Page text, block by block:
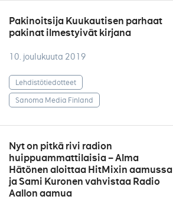
Pakinoitsija Kuukautisen parhaat
pakinat ilmestyivät kirjana
10. joulukuuta 2019
Lehdistötiedotteet
Sanoma Media Finland
Nyt on pitkä rivi radion
huippuammattilaisia – Alma
Hätönen aloittaa HitMixin aamussa
ja Sami Kuronen vahvistaa Radio
Aallon aamua